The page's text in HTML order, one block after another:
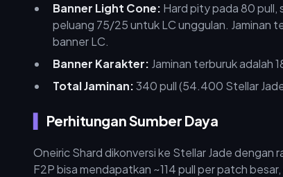
Banner Light Cone: Hard pity pada 80
peluang 75/25 untuk LC unggulan. Jaminan
banner LC.
Banner Karakter: Jaminan terburuk adalah
Total Jaminan:340 pull (54.400 Stellar
Perhitungan Sumber Daya
Oneiric Shard dikonversi ke Stellar Jade dengan
F2P bisa mendapatkan ~114 pull per patch